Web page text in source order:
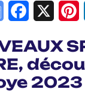
Google
X